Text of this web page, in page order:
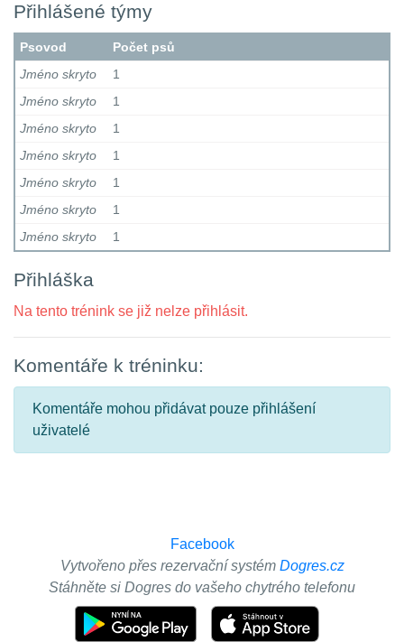
Přihlášené týmy
Psovod
Počet psů
Jméno skryto
1
Jméno skryto
1
Jméno skryto
1
Jméno skryto
1
Jméno skryto
1
Jméno skryto
1
Jméno skryto
1
Přihláška
Na tento trénink se již nelze přihlásit.
Komentáře k tréninku:
Komentáře mohou přidávat pouze přihlášení
uživatelé
Facebook
Vytvořeno přes rezervační systém Dogres.cz
Stáhněte si Dogres do vašeho chytrého telefonu